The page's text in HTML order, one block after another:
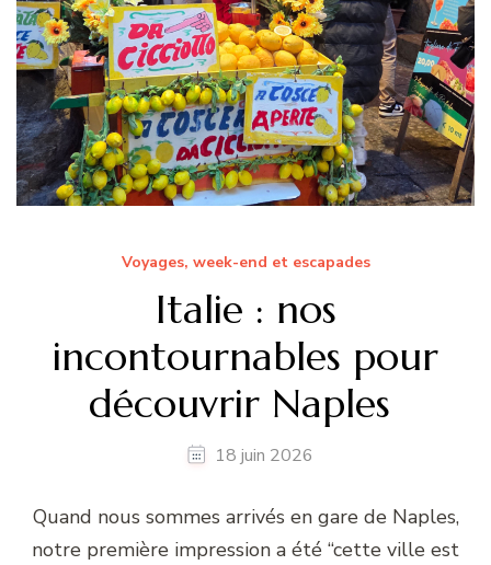
Voyages, week-end et escapades
Italie : nos
incontournables pour
découvrir Naples
18 juin 2026
Quand nous sommes arrivés en gare de Naples,
notre première impression a été “cette ville est